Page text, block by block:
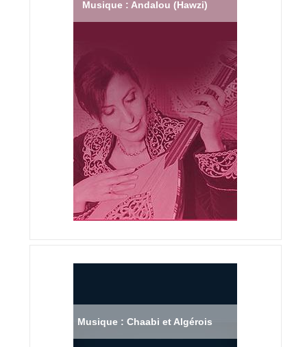
Musique : Andalou (Hawzi)
Musique : Chaabi et Algérois